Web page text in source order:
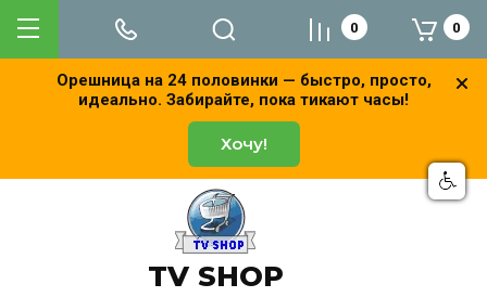
Орешница на 24 половинки — быстро, просто,
идеально. Забирайте, пока тикают часы!
Хочу!
TV SHOP
0 0